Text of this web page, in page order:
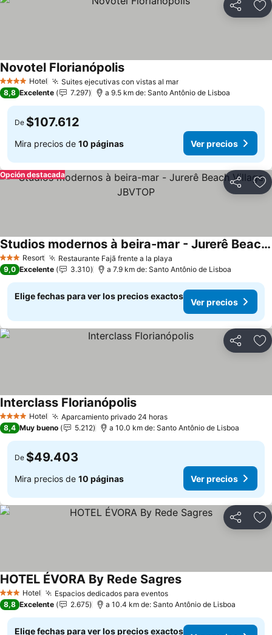
Compartir
4 EstrellasHotel Suites ejecutivas con vistas al marVer precios
Novotel FlorianópolisVer precios
8,8 Excelente 7.297 a 9.5 km de: Santo Antônio de Lisboa
De $107.612
Mira precios de 10 páginas Ver precios
Compartir
Opción destacada
3 EstrellasResort Restaurante Fajã frente a la playa
Studios modernos à beira-mar - Jurerê Beach Village JBVTOP
Ver precios
9,0 Excelente 3.310 a 7.9 km de: Santo Antônio de Lisboa
Elige fechas para ver los precios exactos
Ver precios
Compartir
4 EstrellasHotel Aparcamiento privado 24 horasVer precios
Interclass FlorianópolisVer precios
8,4 Muy bueno 5.212 a 10.0 km de: Santo Antônio de Lisboa
De $49.403
Mira precios de 10 páginas Ver precios
Compartir
3 Estrellas
Hotel Espacios dedicados para eventosVer precios
HOTEL ÉVORA By Rede SagresVer precios
8,8 Excelente 2.675 a 10.4 km de: Santo Antônio de Lisboa
Elige fechas para ver los precios exactos